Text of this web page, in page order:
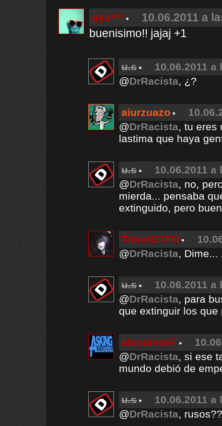
aye^^
10.06.2011 a
buenisimo!! jajaj +1
u.s
10.06.2011 a
@DrRacista, ¿?
aiurzuazo
@DrRacista, tu eres
lastima que haya
u.s
10.06.2011 a
@DrRacista, no,
mierda... pensaba
extinguido, pero
TitsorGTFO
@DrRacista, Dime...
u.s
10.06.2011 a
@DrRacista, para
que extinguir los que
alandres97
@DrRacista, si ese
mundo debió de
u.s
10.06.2011 a
@DrRacista,